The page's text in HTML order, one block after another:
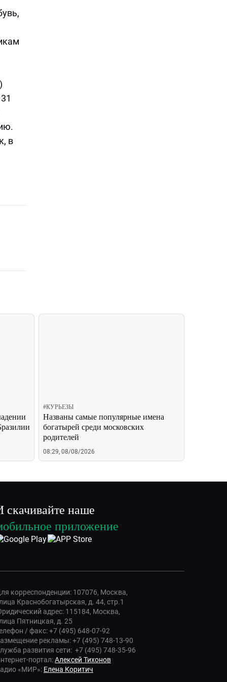
в
#КУРЬЕЗЫ
Названы самые популярные имена
богатырей среди московских
родителей
08:29, 08/08/2026
скачивайте наше
приложение
корреспонденции: 107076, Москва,
Краснобогатырская, д. 44, стр.1
адрес: 115184, Москва,
Пятницкая, д. 25
/ факс: +7 (495) 648-07-92
рекламы: +7 (495) 748-13-90
развития сети: +7 (495) 748-35-96
портал:Алексей Тихонов
«МИР»: Елена Коритич